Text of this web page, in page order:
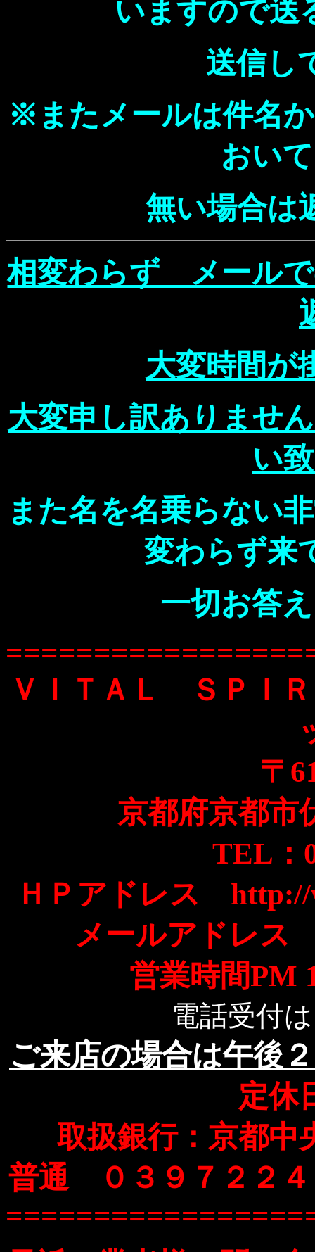
いますので
送信し
※またメールは件名
おい
無い場合は
相変わらず メールで
大変時間が
大変申し訳ありませ
い
また名を名乗らない
変わらず来
一切お答
ＶＩＴＡＬ ＳＰＩ
〒
京都府京都市
TEL：
ＨＰアドレス http://
メールアドレス
営業時間PM
電話受付
ご来店の場合は午後
定休
取扱銀行：京都
普通 ０３９７２２